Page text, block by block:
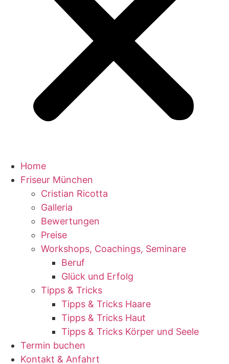
Home
Friseur München
Cristian Ricotta
Galleria
Bewertungen
Preise
Workshops, Coachings, Seminare
Beruf
Glück und Erfolg
Tipps & Tricks
Tipps & Tricks Haare
Tipps & Tricks Haut
Tipps & Tricks Körper und Seele
Termin buchen
Kontakt & Anfahrt